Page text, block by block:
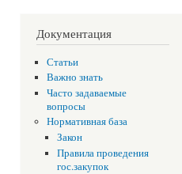
Документация
Статьи
Важно знать
Часто задаваемые
вопросы
Нормативная база
Закон
Правила проведения
гос.закупок